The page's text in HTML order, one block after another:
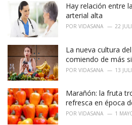
Hay relación entre
arterial alta
POR VIDASANA 22
La nueva cultura
comiendo de más
POR VIDASANA 13
Marañón: la fruta
refresca en época
POR VIDASANA 1